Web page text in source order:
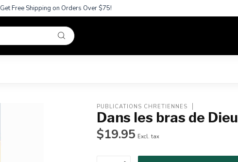
Get Free Shipping on Orders Over $75!
PUBLICATIONS CHRETIENNES
Dans les bras de Dieu
$19.95 Excl. tax